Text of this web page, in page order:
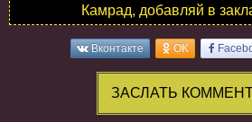
Камрад, добавляй в
Вконтакте OK
ЗАСЛАТЬ